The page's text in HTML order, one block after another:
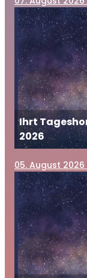
Ihrt
2026
05. August 2026